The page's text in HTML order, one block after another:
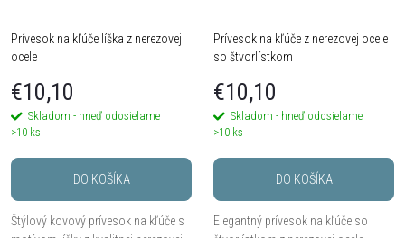
e
p
r
o
s
p
r
o
d
Prívesok na kľúče líška z nerezovej
ocele
€10,10
Skladom - hneď odosielame
>10 ks
DO KOŠÍKA
Štýlový kovový prívesok na kľúče s
Prívesok na kľúče z nerezovej ocele
so štvorlístkom
€10,10
Skladom - hneď odosielame
>10 ks
DO KOŠÍKA
Elegantný prívesok na kľúče so